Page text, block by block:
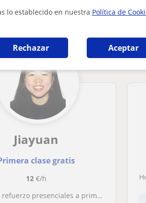
lo establecido en nuestra Política de
Rechazar Aceptar
que pueden interesarte
Jiayuan
clase gratis
12€/h
presenciales a primaria y ESO en Donostia